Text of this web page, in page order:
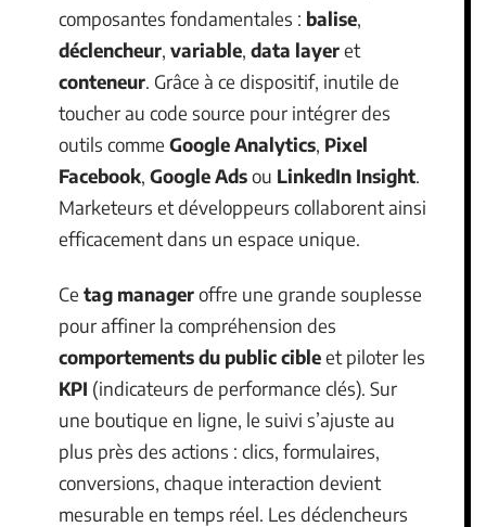
composantes fondamentales : balise,
déclencheur, variable, data layeret
conteneur. Grâce à ce dispositif, inutile de
toucher au code source pour intégrer des
outils comme Google Analytics, Pixel
Facebook, Google Adsou LinkedIn Insight.
Marketeurs et développeurs collaborent ainsi
efficacement dans un espace unique.
Ce tag manageroffre une grande souplesse
pour affiner la compréhension des
comportements du public cibleet piloter les
KPI (indicateurs de performance clés). Sur
une boutique en ligne, le suivi s’ajuste au
plus près des actions : clics, formulaires,
conversions, chaque interaction devient
mesurable en temps réel. Les déclencheurs